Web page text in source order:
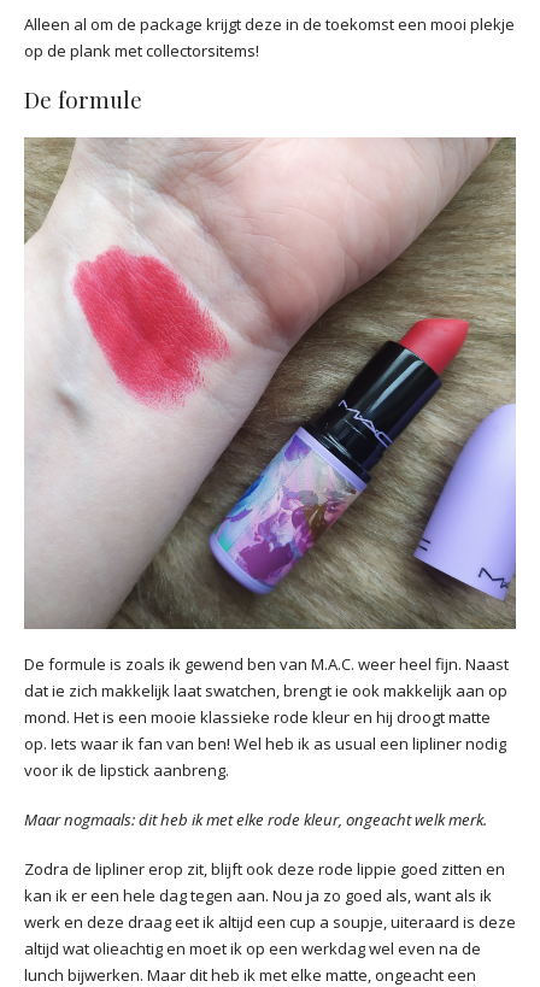
Alleen al om de package krijgt deze in de toekomst een mooi plekje
op de plank met collectorsitems!
De formule
De formule is zoals ik gewend ben van M.A.C. weer heel fijn. Naast
dat ie zich makkelijk laat swatchen, brengt ie ook makkelijk aan op
mond. Het is een mooie klassieke rode kleur en hij droogt matte
op. Iets waar ik fan van ben! Wel heb ik as usual een lipliner nodig
voor ik de lipstick aanbreng.
Maar nogmaals: dit heb ik met elke rode kleur, ongeacht welk merk.
Zodra de lipliner erop zit, blijft ook deze rode lippie goed zitten en
kan ik er een hele dag tegen aan. Nou ja zo goed als, want als ik
werk en deze draag eet ik altijd een cup a soupje, uiteraard is deze
altijd wat olieachtig en moet ik op een werkdag wel even na de
lunch bijwerken. Maar dit heb ik met elke matte, ongeacht een